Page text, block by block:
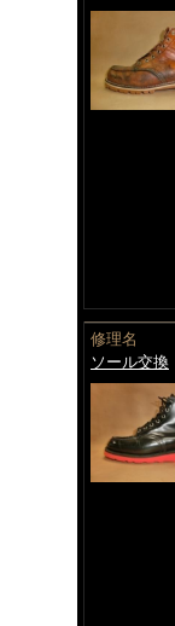
修理名
ソール交換